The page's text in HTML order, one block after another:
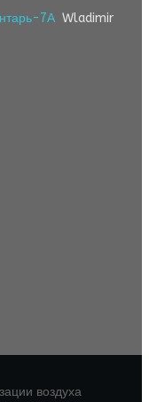
7А Wladimir
воздуха